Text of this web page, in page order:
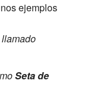
ejemplos
Seta de